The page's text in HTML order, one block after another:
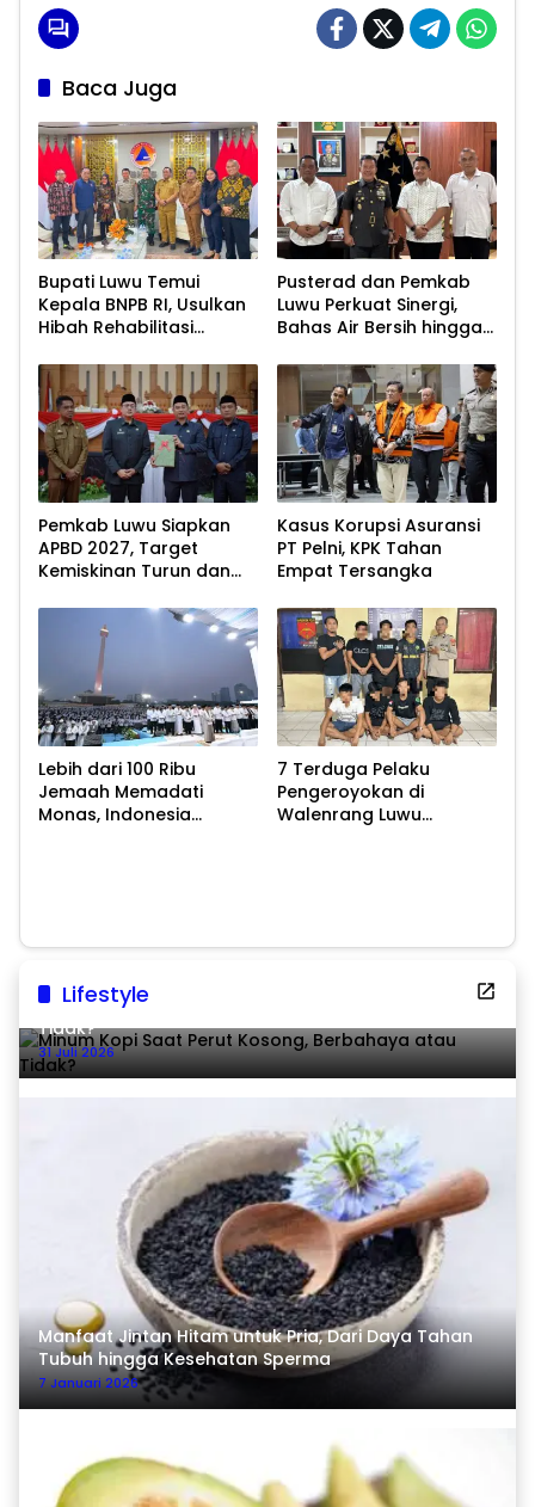
Baca Juga
Bupati Luwu Temui
Kepala BNPB RI, Usulkan
Hibah Rehabilitasi
Pusterad dan Pemkab
Luwu Perkuat Sinergi,
Bahas Air Bersih hingga
Pascabencana
Pemkab Luwu Siapkan
APBD 2027, Target
Kemiskinan Turun dan
Persen
Kasus Korupsi Asuransi
PT Pelni, KPK Tahan
Empat Tersangka
Lebih dari 100 Ribu
Jemaah Memadati
Monas, Indonesia
7 Terduga Pelaku
Pengeroyokan di
Walenrang Luwu
Lifestyle
Minum Kopi Saat Perut Kosong, Berbahaya atau
Tidak?
31 Juli 2026
Manfaat Jintan Hitam untuk Pria, Dari Daya Tahan
Tubuh hingga Kesehatan Sperma
7 Januari 2026